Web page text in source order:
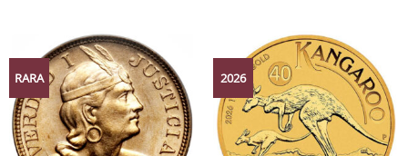
RARA 2026